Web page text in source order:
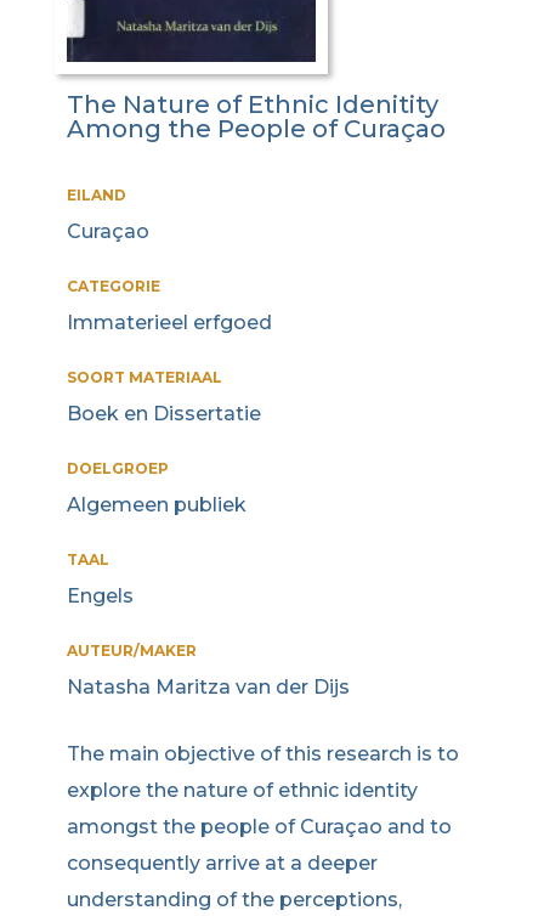
The Nature of Ethnic Idenitity
Among the People of Curaçao
EILAND
Curaçao
CATEGORIE
Immaterieel erfgoed
SOORT MATERIAAL
Boek en Dissertatie
DOELGROEP
Algemeen publiek
TAAL
Engels
AUTEUR/MAKER
Natasha Maritza van der Dijs
The main objective of this research is to
explore the nature of ethnic identity
amongst the people of Curaçao and to
consequently arrive at a deeper
understanding of the perceptions,